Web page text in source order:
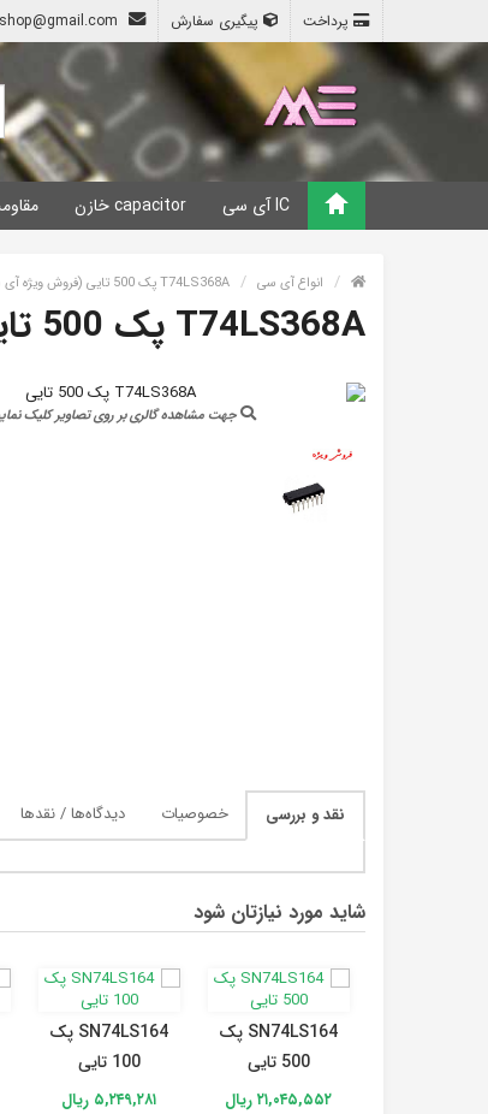
پیگیری سفارش پرداخت
IC آی سی capacitor خازن
انواع آی سی T74LS368A پک 500 تایی (فروش ویژه آی سی T74368A پک 500 تایی)
T74LS368A پک 500 تایی
جهت مشاهده گالری بر روی تصاویر کلیک
نقد و بررسی خصوصیات دیدگاه‌ها / نقدها
شاید مورد نیازتان شود
SN74LS164 پک
500 تایی
۲۱,۰۴۵,۵۵۲ ریال
SN74LS164 پک
100 تایی
۵,۲۴۹,۲۸۱ ریال